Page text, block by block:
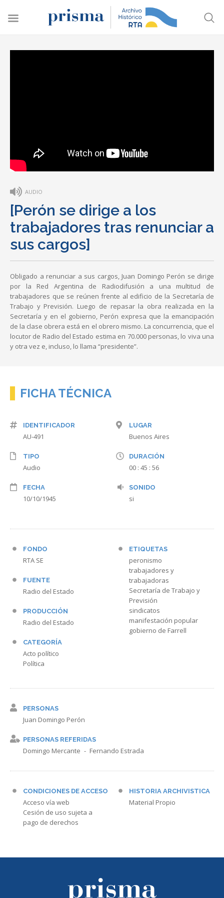
AUDIO
[Perón se dirige a los
trabajadores tras renunciar a
sus cargos]
Obligado a renunciar a sus cargos, Juan Domingo Perón se dirige
por la Red Argentina de Radiodifusión a una multitud de
trabajadores que se reúnen frente al edificio de la Secretaría de
Trabajo y Previsión. Luego de repasar la obra realizada en la
Secretaría y en el gobierno, Perón expresa que la emancipación
de la clase obrera está en el obrero mismo. La concurrencia, que el
locutor de Radio del Estado estima en 70.000 personas, lo viva una
y otra vez e, incluso, lo llama “presidente”.
FICHA TÉCNICA
IDENTIFICADOR
AU-491
TIPO
Audio
FECHA
10/10/1945
LUGAR
Buenos Aires
DURACIÓN
00 : 45 : 56
SONIDO
si
FONDO
RTA SE
FUENTE
Radio del Estado
PRODUCCIÓN
Radio del Estado
CATEGORÍA
Acto político
Política
ETIQUETAS
peronismo
trabajadores y
trabajadoras
Secretaría de Trabajo y
Previsión
sindicatos
manifestación popular
gobierno de Farrell
PERSONAS
Juan Domingo Perón
PERSONAS REFERIDAS
Domingo Mercante Fernando Estrada
CONDICIONES DE ACCESO
Acceso vía web
Cesión de uso sujeta a
pago de derechos
HISTORIA ARCHIVISTICA
Material Propio